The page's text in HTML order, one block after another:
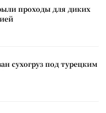
проходы для диких
сухогруз под турецким